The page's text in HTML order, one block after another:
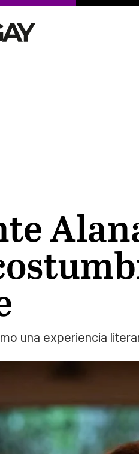
una experiencia